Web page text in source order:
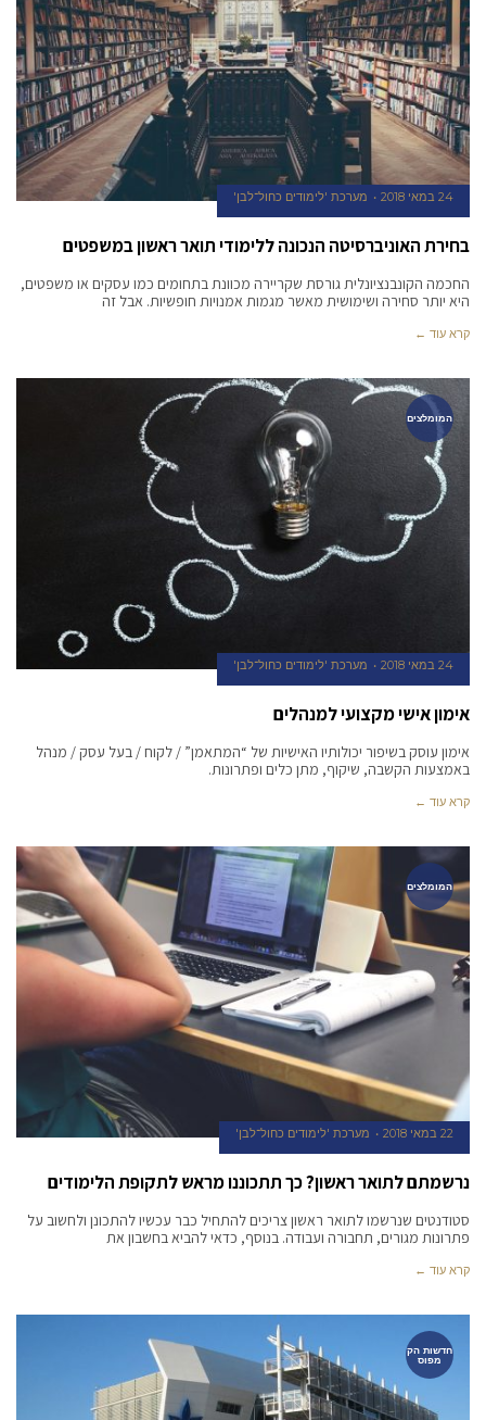
24 במאי 2018 מערכת 'לימודים כחול־לבן'
בחירת האוניברסיטה הנכונה ללימודי תואר ראשון במשפטים
החכמה הקונבנציונלית גורסת שקריירה מכוונת בתחומים כמו עסקים או משפטים,
היא יותר סחירה ושימושית מאשר מגמות אמנויות חופשיות. אבל זה
קרא עוד ←
המומלצים
24 במאי 2018 מערכת 'לימודים כחול־לבן'
אימון אישי מקצועי למנהלים
אימון עוסק בשיפור יכולותיו האישיות של “המתאמן” / לקוח / בעל עסק / מנהל
באמצעות הקשבה, שיקוף, מתן כלים ופתרונות.
קרא עוד ←
המומלצים
22 במאי 2018 מערכת 'לימודים כחול־לבן'
נרשמתם לתואר ראשון? כך תתכוננו מראש לתקופת הלימודים
סטודנטים שנרשמו לתואר ראשון צריכים להתחיל כבר עכשיו להתכונן ולחשוב על
פתרונות מגורים, תחבורה ועבודה. בנוסף, כדאי להביא בחשבון את
קרא עוד ←
חדשות הק
מפוס